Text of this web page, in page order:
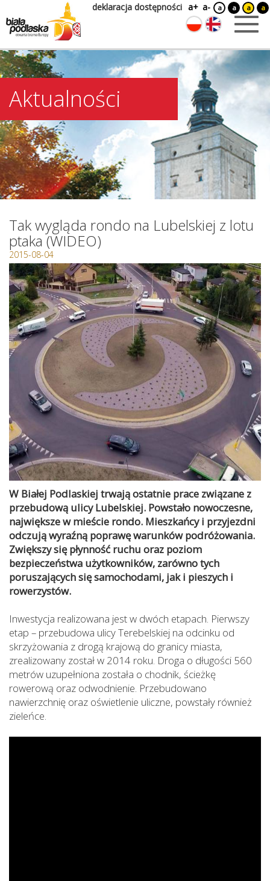
deklaracja dostępności a+ a- a a a a
Aktualności
Tak wygląda rondo na Lubelskiej z lotu
ptaka (WIDEO)
2015-08-04
W Białej Podlaskiej trwają ostatnie prace związane z
przebudową ulicy Lubelskiej. Powstało nowoczesne,
największe w mieście rondo. Mieszkańcy i przyjezdni
odczują wyraźną poprawę warunków podróżowania.
Zwiększy się płynność ruchu oraz poziom
bezpieczeństwa użytkowników, zarówno tych
poruszających się samochodami, jak i pieszych i
rowerzystów.
Inwestycja realizowana jest w dwóch etapach. Pierwszy
etap – przebudowa ulicy Terebelskiej na odcinku od
skrzyżowania z drogą krajową do granicy miasta,
zrealizowany został w 2014 roku. Droga o długości 560
metrów uzupełniona została o chodnik, ścieżkę
rowerową oraz odwodnienie. Przebudowano
nawierzchnię oraz oświetlenie uliczne, powstały również
zieleńce.